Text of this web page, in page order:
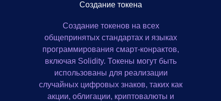
Создание токенов на всех
общепринятых стандартах и языках
программирования смарт-конрактов,
включая Solidity. Токены могут быть
использованы для реализации
случайных цифровых знаков, таких как
акции, облигации, криптовалюты и
Создание токена